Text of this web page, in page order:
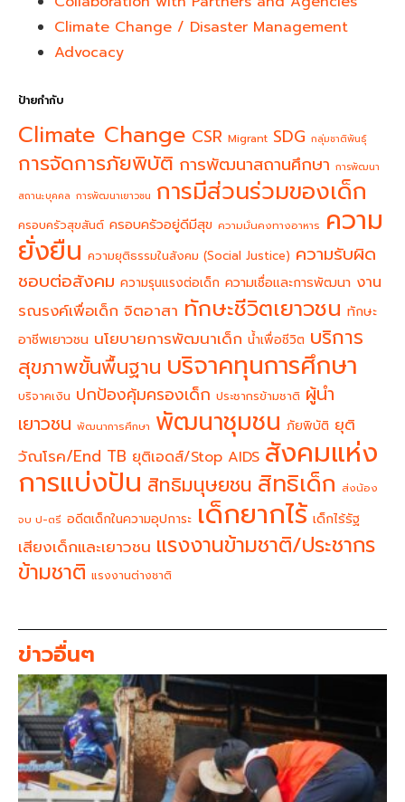
Climate Change / Disaster Management
Advocacy
ป้ายกำกับ
Climate Change CSR Migrant SDG กลุ่มชาติพันธุ์
การจัดการภัยพิบัติ การพัฒนาสถานศึกษา การพัฒนา
สถานะบุคคล การพัฒนาเยาวชน การมีส่วนร่วมของเด็ก
ครอบครัวสุขสันต์ ครอบครัวอยู่ดีมีสุข ความมั่นคงทางอาหาร ความ
ยั่งยืน ความยุติธรรมในสังคม (Social Justice) ความรับผิด
ชอบต่อสังคม ความรุนแรงต่อเด็ก ความเชื่อและการพัฒนา งาน
รณรงค์เพื่อเด็ก จิตอาสา ทักษะชีวิตเยาวชน ทักษะ
อาชีพเยาวชน นโยบายการพัฒนาเด็ก น้ำเพื่อชีวิต บริการ
สุขภาพขั้นพื้นฐาน บริจาคทุนการศึกษา
บริจาคเงิน ปกป้องคุ้มครองเด็ก ประชากรข้ามชาติ ผู้นำ
เยาวชน พัฒนาการศึกษา พัฒนาชุมชน ภัยพิบัติ ยุติ
วัณโรค/End TB ยุติเอดส์/Stop AIDS สังคมแห่ง
การแบ่งปัน สิทธิมนุษยชน สิทธิเด็ก ส่งน้อง
จบ ป-ตรี อดีตเด็กในความอุปการะ เด็กยากไร้ เด็กไร้รัฐ
เสียงเด็กและเยาวชน แรงงานข้ามชาติ/ประชากร
ข้ามชาติ แรงงานต่างชาติ
ข่าวอื่นๆ